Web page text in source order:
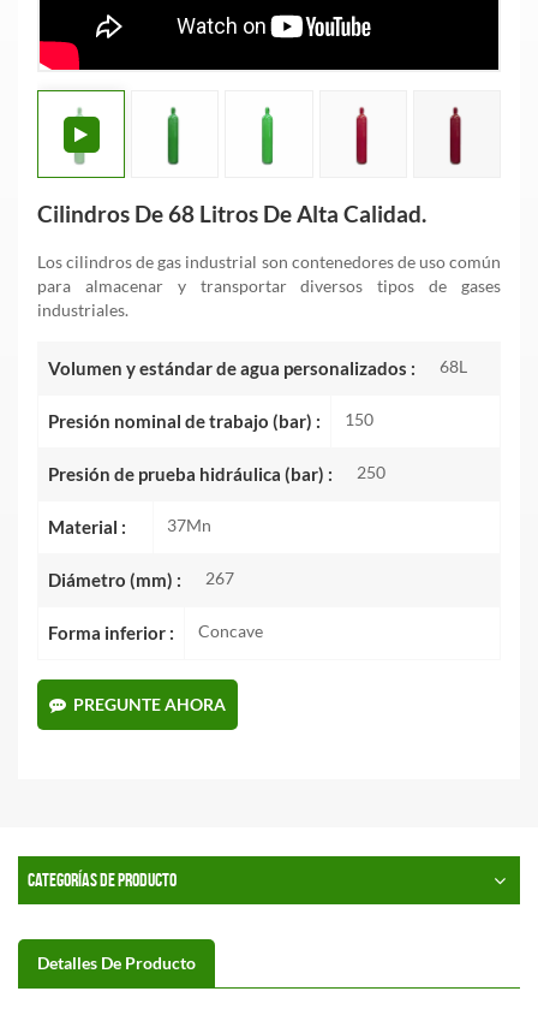
Cilindros De 68 Litros De Alta Calidad.
Los cilindros de gas industrial son contenedores de uso común
para almacenar y transportar diversos tipos de gases
industriales.
Volumen y estándar de agua personalizados : 68L
Presión nominal de trabajo (bar) : 150
Presión de prueba hidráulica (bar) : 250
Material : 37Mn
Diámetro (mm) : 267
Forma inferior : Concave
PREGUNTE AHORA
CATEGORÍAS DE PRODUCTO
Detalles De Producto